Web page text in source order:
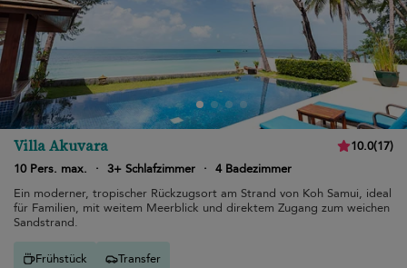
Villa Akuvara 10.0(17)
10 Pers. max.
· 3+ Schlafzimmer · 4 Badezimmer
Ein moderner, tropischer Rückzugsort am Strand von Koh Samui, ideal
für Familien, mit weitem Meerblick und direktem Zugang zum weichen
Sandstrand.
Frühstück Transfer